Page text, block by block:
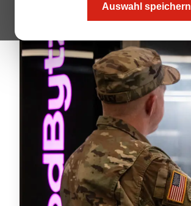
Auswahl speichern